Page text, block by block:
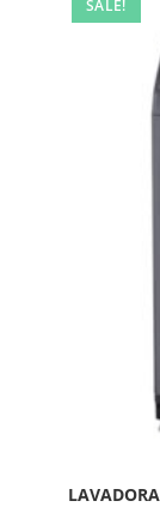
SALE!